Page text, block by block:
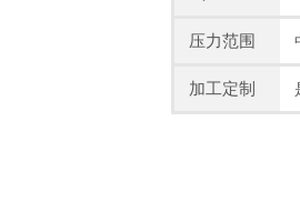
压力范围
加工定制